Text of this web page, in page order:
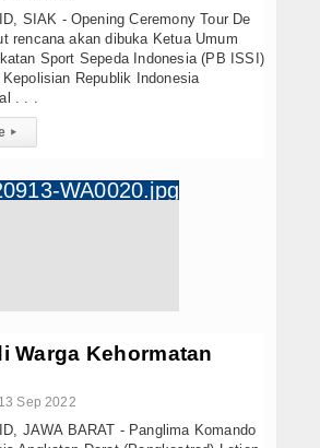
SIAK - Opening Ceremony Tour De
rencana akan dibuka Ketua Umum
Sport Sepeda Indonesia (PB ISSI)
Republik Indonesia
. . .
▸
Warga Kehormatan
Sep 2022
JAWA BARAT - Panglima Komando